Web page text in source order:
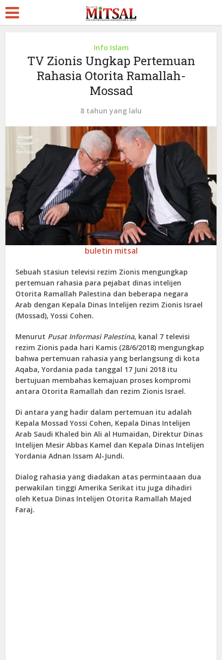
Info Islam
TV Zionis Ungkap Pertemuan
Rahasia Otorita Ramallah-
Mossad
8 tahun yang lalu
buletin mitsal
Sebuah stasiun televisi rezim Zionis mengungkap
pertemuan rahasia para pejabat dinas intelijen
Otorita Ramallah Palestina dan beberapa negara
Arab dengan Kepala Dinas Intelijen rezim Zionis Israel
(Mossad), Yossi Cohen.
Menurut Pusat Informasi Palestina, kanal 7 televisi
rezim Zionis pada hari Kamis (28/6/2018) mengungkap
bahwa pertemuan rahasia yang berlangsung di kota
Aqaba, Yordania pada tanggal 17 Juni 2018 itu
bertujuan membahas kemajuan proses kompromi
antara Otorita Ramallah dan rezim Zionis Israel.
Di antara yang hadir dalam pertemuan itu adalah
Kepala Mossad Yossi Cohen, Kepala Dinas Intelijen
Arab Saudi Khaled bin Ali al Humaidan, Direktur Dinas
Intelijen Mesir Abbas Kamel dan Kepala Dinas Intelijen
Yordania Adnan Issam Al-Jundi.
Dialog rahasia yang diadakan atas permintaaan dua
perwakilan tinggi Amerika Serikat itu juga dihadiri
oleh Ketua Dinas Intelijen Otorita Ramallah Majed
Faraj.